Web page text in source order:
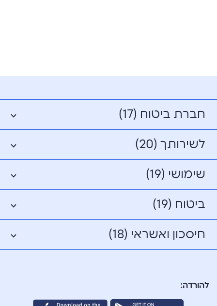
חברת ביטוח (17)
לשירותך (20)
שימושי (19)
ביטוח (19)
חיסכון ואשראי (18)
להורדה: